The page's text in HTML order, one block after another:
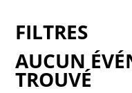
AUCUN
TROUVÉ
FILTRES